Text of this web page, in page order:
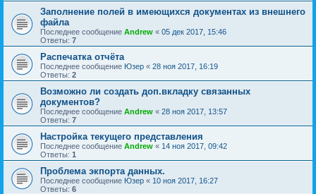
Заполнение полей в имеющихся документах из внешнего
файла
Последнее сообщение Andrew « 05 дек 2017, 15:46
Ответы: 7
Распечатка отчёта
Последнее сообщение Юзер « 28 ноя 2017, 16:19
Ответы: 2
Возможно ли создать доп.вкладку связанных
документов?
Последнее сообщение Andrew « 28 ноя 2017, 13:57
Ответы: 7
Настройка текущего представления
Последнее сообщение Andrew « 14 ноя 2017, 09:42
Ответы: 1
Проблема экпорта данных.
Последнее сообщение Юзер « 10 ноя 2017, 16:27
Ответы: 6